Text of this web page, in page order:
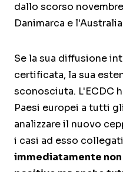
dallo scorso
Danimarca e
Se la sua diffusione
certificata, la sua
sconosciuta. L'ECDC
Paesi europei a tutti
analizzare il nuovo
i casi ad esso
immediatamente